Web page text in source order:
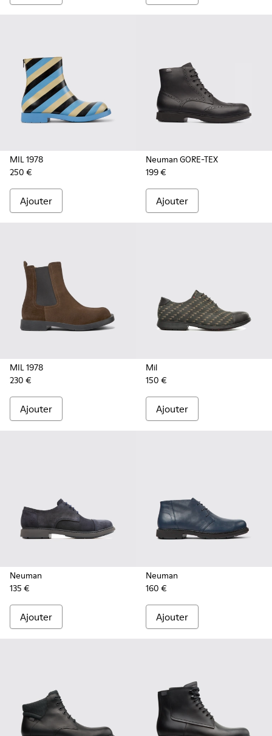
MIL 1978
250 €
Ajouter
Neuman GORE-TEX
199 €
Ajouter
MIL 1978
230 €
Ajouter
Mil
150 €
Ajouter
Neuman
135 €
Ajouter
Neuman
160 €
Ajouter